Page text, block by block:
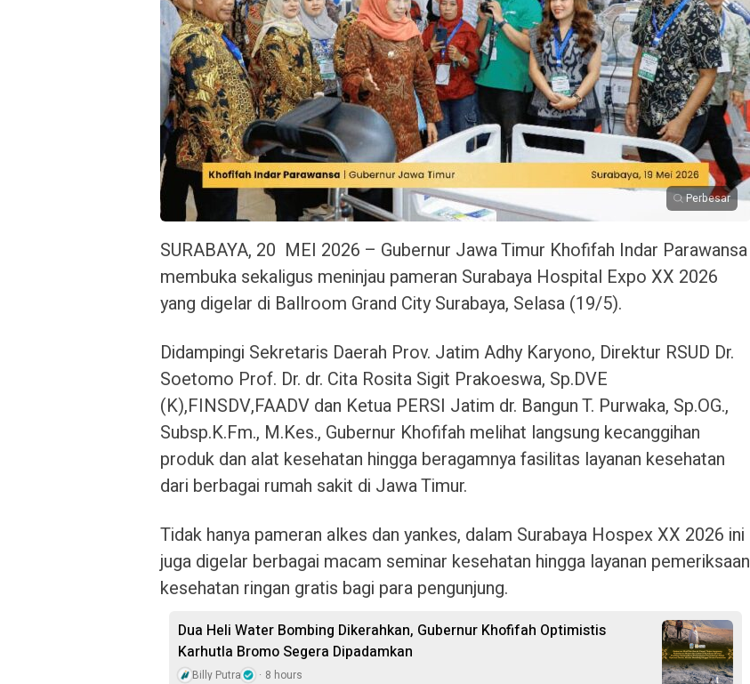
Perbesar
SURABAYA, 20 MEI 2026 – Gubernur Jawa Timur Khofifah Indar Parawansa
membuka sekaligus meninjau pameran Surabaya Hospital Expo XX 2026
yang digelar di Ballroom Grand City Surabaya, Selasa (19/5).
Didampingi Sekretaris Daerah Prov. Jatim Adhy Karyono, Direktur RSUD Dr.
Soetomo Prof. Dr. dr. Cita Rosita Sigit Prakoeswa, Sp.DVE
(K),FINSDV,FAADV dan Ketua PERSI Jatim dr. Bangun T. Purwaka, Sp.OG.,
Subsp.K.Fm., M.Kes., Gubernur Khofifah melihat langsung kecanggihan
produk dan alat kesehatan hingga beragamnya fasilitas layanan kesehatan
dari berbagai rumah sakit di Jawa Timur.
Tidak hanya pameran alkes dan yankes, dalam Surabaya Hospex XX 2026 ini
juga digelar berbagai macam seminar kesehatan hingga layanan pemeriksaan
kesehatan ringan gratis bagi para pengunjung.
Dua Heli Water Bombing Dikerahkan, Gubernur Khofifah Optimistis
Karhutla Bromo Segera Dipadamkan
Billy Putra 8 hours